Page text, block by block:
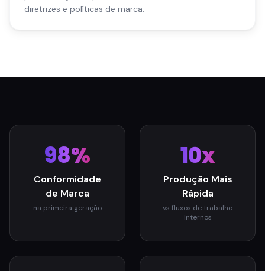
diretrizes e políticas de marca.
98%
Conformidade
de Marca
na primeira geração
10x
Produção Mais
Rápida
vs fluxos de trabalho
internos